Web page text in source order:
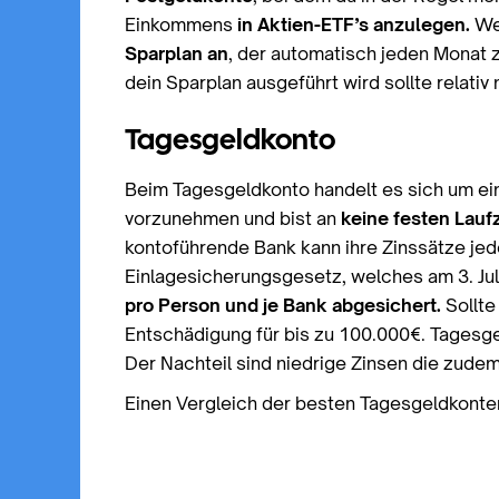
Einkommens in Aktien-ETF’s anzulegen.
Sparplan an, der automatisch jeden Monat
dein Sparplan ausgeführt wird sollte relativ
Tagesgeldkonto
Beim Tagesgeldkonto handelt es sich um
vorzunehmen und bist an keine festen
kontoführende Bank kann ihre Zinssätze
Einlagesicherungsgesetz, welches am 3.
pro Person und je Bank abgesichert. Sollte
Entschädigung für bis zu 100.000€.
Der Nachteil sind niedrige Zinsen die
Einen Vergleich der besten